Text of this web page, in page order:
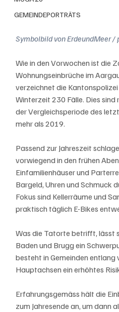
GEMEINDEPORTRÄTS
Symbolbild von ErdeundMeer /
Wie in den Vorwochen ist die
Wohnungseinbrüche im
verzeichnet die
Winterzeit 230 Fälle. Dies
der Vergleichsperiode des
mehr als 2019.
Passend zur Jahreszeit
vorwiegend in den frühen
Einfamilienhäuser und
Bargeld, Uhren und Schmuck
Fokus sind Kellerräume und
praktisch täglich E-Bikes
Was die Tatorte betrifft, lässt
Baden und Brugg ein
besteht in Gemeinden entlang
Hauptachsen ein erhöhtes
Erfahrungsgemäss hält die
zum Jahresende an, um dann